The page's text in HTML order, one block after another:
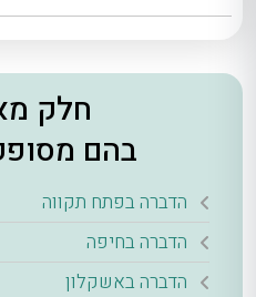
חלק
בהם
הדברה בפתח תקווה
הדברה בחיפה
הדברה באשקלון